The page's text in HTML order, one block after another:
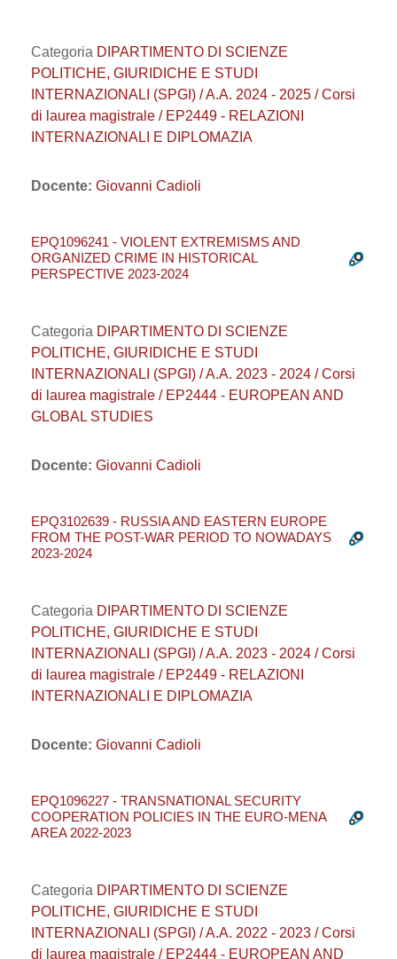
Categoria DIPARTIMENTO DI SCIENZE
POLITICHE, GIURIDICHE E STUDI
INTERNAZIONALI (SPGI) / A.A. 2024 - 2025 / Corsi
di laurea magistrale / EP2449 - RELAZIONI
INTERNAZIONALI E DIPLOMAZIA
Docente: Giovanni Cadioli
EPQ1096241 - VIOLENT EXTREMISMS AND
ORGANIZED CRIME IN HISTORICAL
PERSPECTIVE 2023-2024
Categoria DIPARTIMENTO DI SCIENZE
POLITICHE, GIURIDICHE E STUDI
INTERNAZIONALI (SPGI) / A.A. 2023 - 2024 / Corsi
di laurea magistrale / EP2444 - EUROPEAN AND
GLOBAL STUDIES
Docente: Giovanni Cadioli
EPQ3102639 - RUSSIA AND EASTERN EUROPE
FROM THE POST-WAR PERIOD TO NOWADAYS
2023-2024
Categoria DIPARTIMENTO DI SCIENZE
POLITICHE, GIURIDICHE E STUDI
INTERNAZIONALI (SPGI) / A.A. 2023 - 2024 / Corsi
di laurea magistrale / EP2449 - RELAZIONI
INTERNAZIONALI E DIPLOMAZIA
Docente: Giovanni Cadioli
EPQ1096227 - TRANSNATIONAL SECURITY
COOPERATION POLICIES IN THE EURO-MENA
AREA 2022-2023
Categoria DIPARTIMENTO DI SCIENZE
POLITICHE, GIURIDICHE E STUDI
INTERNAZIONALI (SPGI) / A.A. 2022 - 2023 / Corsi
di laurea magistrale / EP2444 - EUROPEAN AND